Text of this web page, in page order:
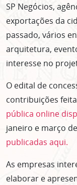
SP Negócios,
exportações da
passado, vários
arquitetura,
interesse no
O edital de
contribuições
pública online
janeiro e março
publicadas aqui.
As empresas
elaborar e